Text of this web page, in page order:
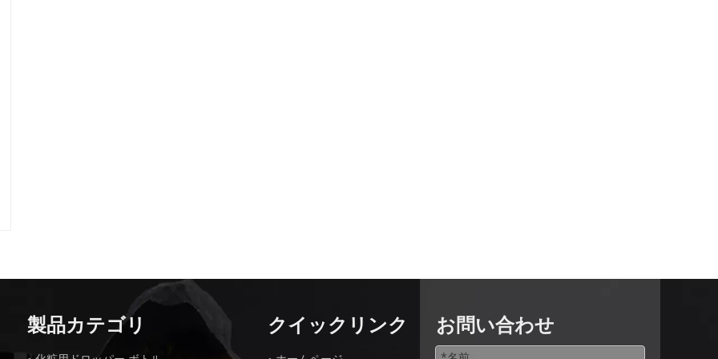
製品カテゴリ クイックリンク お問い合わせ